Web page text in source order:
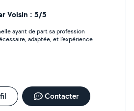
Voisin : 5/5
ayant de part sa profession
adaptée, et l’expérience
parfaitement plusieurs
vivement cette personne.
Contacter